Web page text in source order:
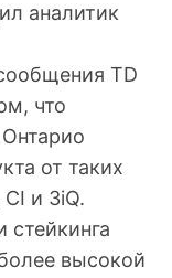
аналитик
TD
что
от таких
и 3iQ.
высокой